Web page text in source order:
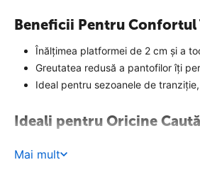
Beneficii Pentru Confortul
Înălțimea platformei de 2 cm și a
Greutatea redusă a pantofilor îți
Ideal pentru sezoanele de
Ideali pentru Oricine
casual la fuste elegante, acești pantofi
Mai mult